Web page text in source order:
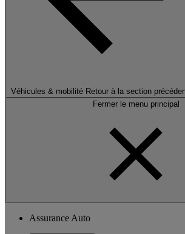
Véhicules & mobilité Retour à la section
Fermer le menu principal
Assurance Auto